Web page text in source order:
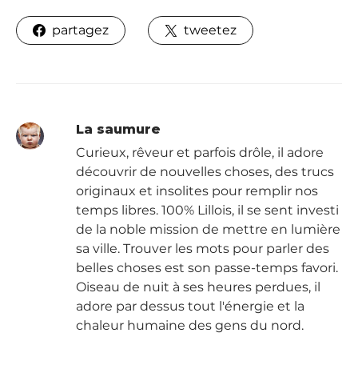
partagez tweetez
La saumure
Curieux, rêveur et parfois drôle, il adore
découvrir de nouvelles choses, des trucs
originaux et insolites pour remplir nos
temps libres. 100% Lillois, il se sent investi
de la noble mission de mettre en lumière
sa ville. Trouver les mots pour parler des
belles choses est son passe-temps favori.
Oiseau de nuit à ses heures perdues, il
adore par dessus tout l'énergie et la
chaleur humaine des gens du nord.